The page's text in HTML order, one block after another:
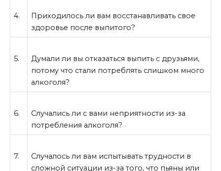
4.
Приходилось ли вам восстанавливать свое
здоровье после выпитого?
5.
Думали ли вы отказаться выпить с друзьями,
потому что стали потреблять слишком много
алкоголя?
6.
Случались ли с вами неприятности из-за
потребления алкоголя?
7.
Случалось ли вам испытывать трудности в
сложной ситуации из-за того, что пьяны или